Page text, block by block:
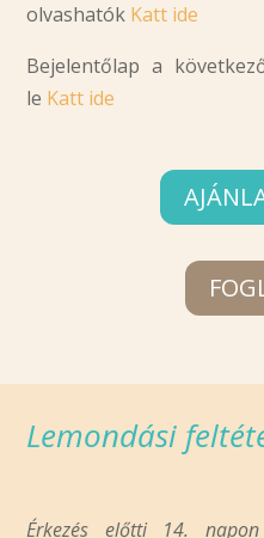
olvashatók Katt ide
Bejelentőlap a
le Katt ide
Lemondási
Érkezés előtti 14.